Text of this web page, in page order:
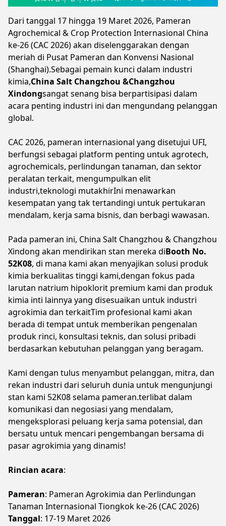
Dari tanggal 17 hingga 19 Maret 2026, Pameran
Agrochemical & Crop Protection Internasional China
ke-26 (CAC 2026) akan diselenggarakan dengan
meriah di Pusat Pameran dan Konvensi Nasional
(Shanghai).Sebagai pemain kunci dalam industri
kimia,China Salt Changzhou &Changzhou
Xindongsangat senang bisa berpartisipasi dalam
acara penting industri ini dan mengundang pelanggan
global.
CAC 2026, pameran internasional yang disetujui UFI,
berfungsi sebagai platform penting untuk agrotech,
agrochemicals, perlindungan tanaman, dan sektor
peralatan terkait, mengumpulkan elit
industri,teknologi mutakhirIni menawarkan
kesempatan yang tak tertandingi untuk pertukaran
mendalam, kerja sama bisnis, dan berbagi wawasan.
Pada pameran ini, China Salt Changzhou & Changzhou
Xindong akan mendirikan stan mereka diBooth No.
52K08, di mana kami akan menyajikan solusi produk
kimia berkualitas tinggi kami,dengan fokus pada
larutan natrium hipoklorit premium kami dan produk
kimia inti lainnya yang disesuaikan untuk industri
agrokimia dan terkaitTim profesional kami akan
berada di tempat untuk memberikan pengenalan
produk rinci, konsultasi teknis, dan solusi pribadi
berdasarkan kebutuhan pelanggan yang beragam.
Kami dengan tulus menyambut pelanggan, mitra, dan
rekan industri dari seluruh dunia untuk mengunjungi
stan kami 52K08 selama pameran.terlibat dalam
komunikasi dan negosiasi yang mendalam,
mengeksplorasi peluang kerja sama potensial, dan
bersatu untuk mencari pengembangan bersama di
pasar agrokimia yang dinamis!
Rincian acara:
Pameran: Pameran Agrokimia dan Perlindungan
Tanaman Internasional Tiongkok ke-26 (CAC 2026)
Tanggal: 17-19 Maret 2026